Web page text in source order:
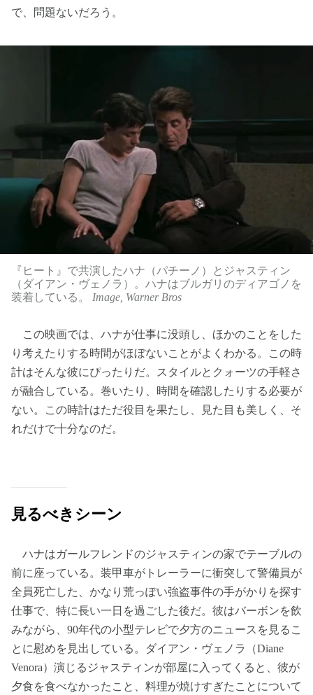
で、問題ないだろう。
『ヒート』で共演したハナ（パチーノ）とジャスティン
（ダイアン・ヴェノラ）。ハナはブルガリのディアゴノを
装着している。 Image, Warner Bros
この映画では、ハナが仕事に没頭し、ほかのことをした
り考えたりする時間がほぼないことがよくわかる。この時
計はそんな彼にぴったりだ。スタイルとクォーツの手軽さ
が融合している。巻いたり、時間を確認したりする必要が
ない。この時計はただ役目を果たし、見た目も美しく、そ
れだけで十分なのだ。
見るべきシーン
ハナはガールフレンドのジャスティンの家でテーブルの
前に座っている。装甲車がトレーラーに衝突して警備員が
全員死亡した、かなり荒っぽい強盗事件の手がかりを探す
仕事で、特に長い一日を過ごした後だ。彼はバーボンを飲
みながら、90年代の小型テレビで夕方のニュースを見るこ
とに慰めを見出している。ダイアン・ヴェノラ（Diane
Venora）演じるジャスティンが部屋に入ってくると、彼が
夕食を食べなかったこと、料理が焼けすぎたことについて